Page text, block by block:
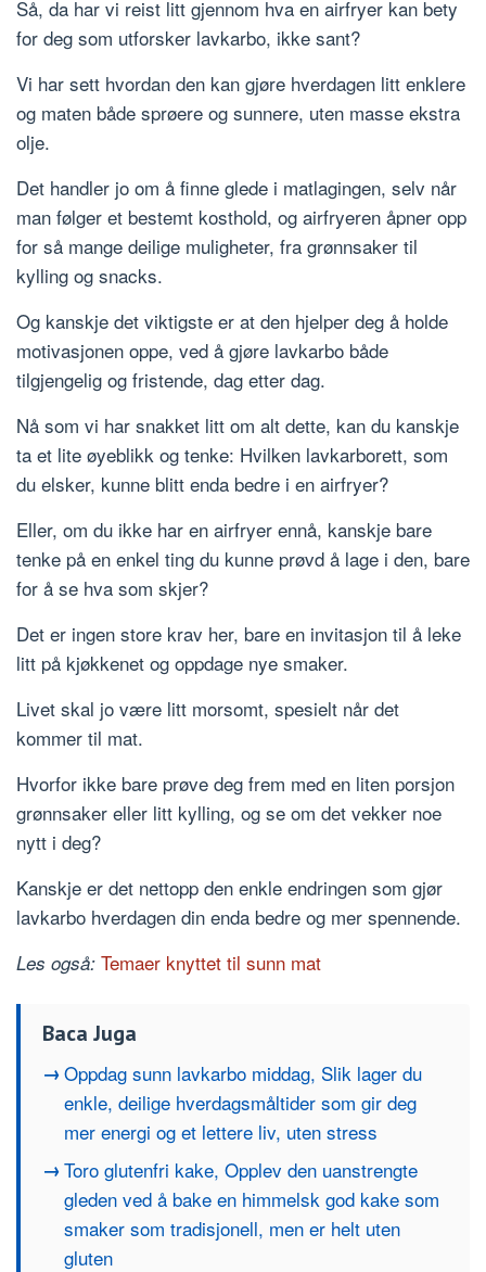
Så, da har vi reist litt gjennom hva en airfryer kan bety
for deg som utforsker lavkarbo, ikke sant?
Vi har sett hvordan den kan gjøre hverdagen litt enklere
og maten både sprøere og sunnere, uten masse ekstra
olje.
Det handler jo om å finne glede i matlagingen, selv når
man følger et bestemt kosthold, og airfryeren åpner opp
for så mange deilige muligheter, fra grønnsaker til
kylling og snacks.
Og kanskje det viktigste er at den hjelper deg å holde
motivasjonen oppe, ved å gjøre lavkarbo både
tilgjengelig og fristende, dag etter dag.
Nå som vi har snakket litt om alt dette, kan du kanskje
ta et lite øyeblikk og tenke: Hvilken lavkarborett, som
du elsker, kunne blitt enda bedre i en airfryer?
Eller, om du ikke har en airfryer ennå, kanskje bare
tenke på en enkel ting du kunne prøvd å lage i den, bare
for å se hva som skjer?
Det er ingen store krav her, bare en invitasjon til å leke
litt på kjøkkenet og oppdage nye smaker.
Livet skal jo være litt morsomt, spesielt når det
kommer til mat.
Hvorfor ikke bare prøve deg frem med en liten porsjon
grønnsaker eller litt kylling, og se om det vekker noe
nytt i deg?
Kanskje er det nettopp den enkle endringen som gjør
lavkarbo hverdagen din enda bedre og mer spennende.
Les også: Temaer knyttet til sunn mat
Baca Juga
Oppdag sunn lavkarbo middag, Slik lager du
enkle, deilige hverdagsmåltider som gir deg
mer energi og et lettere liv, uten stress
Toro glutenfri kake, Opplev den uanstrengte
gleden ved å bake en himmelsk god kake som
smaker som tradisjonell, men er helt uten
gluten